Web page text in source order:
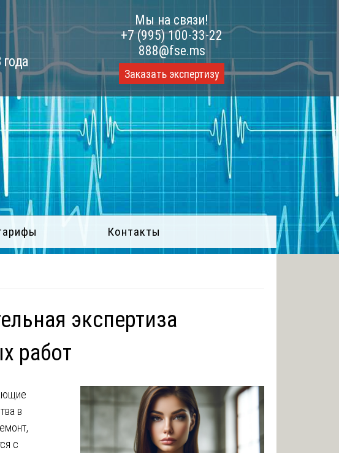
Мы на связи!
+7 (995) 100-33-22
888@fse.ms
Заказать экспертизу
Контакты
экспертиза
работ
в
с